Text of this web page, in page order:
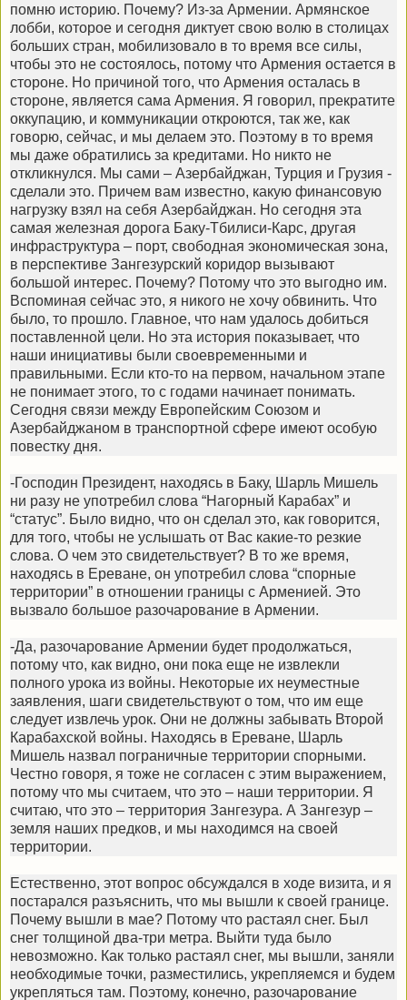
помню историю. Почему? Из-за Армении. Армянское
лобби, которое и сегодня диктует свою волю в столицах
больших стран, мобилизовало в то время все силы,
чтобы это не состоялось, потому что Армения остается в
стороне. Но причиной того, что Армения осталась в
стороне, является сама Армения. Я говорил, прекратите
оккупацию, и коммуникации откроются, так же, как
говорю, сейчас, и мы делаем это. Поэтому в то время
мы даже обратились за кредитами. Но никто не
откликнулся. Мы сами – Азербайджан, Турция и Грузия -
сделали это. Причем вам известно, какую финансовую
нагрузку взял на себя Азербайджан. Но сегодня эта
самая железная дорога Баку-Тбилиси-Карс, другая
инфраструктура – порт, свободная экономическая зона,
в перспективе Зангезурский коридор вызывают
большой интерес. Почему? Потому что это выгодно им.
Вспоминая сейчас это, я никого не хочу обвинить. Что
было, то прошло. Главное, что нам удалось добиться
поставленной цели. Но эта история показывает, что
наши инициативы были своевременными и
правильными. Если кто-то на первом, начальном этапе
не понимает этого, то с годами начинает понимать.
Сегодня связи между Европейским Союзом и
Азербайджаном в транспортной сфере имеют особую
повестку дня.
-Господин Президент, находясь в Баку, Шарль Мишель
ни разу не употребил слова “Нагорный Карабах” и
“статус”. Было видно, что он сделал это, как говорится,
для того, чтобы не услышать от Вас какие-то резкие
слова. О чем это свидетельствует? В то же время,
находясь в Ереване, он употребил слова “спорные
территории” в отношении границы с Арменией. Это
вызвало большое разочарование в Армении.
-Да, разочарование Армении будет продолжаться,
потому что, как видно, они пока еще не извлекли
полного урока из войны. Некоторые их неуместные
заявления, шаги свидетельствуют о том, что им еще
следует извлечь урок. Они не должны забывать Второй
Карабахской войны. Находясь в Ереване, Шарль
Мишель назвал пограничные территории спорными.
Честно говоря, я тоже не согласен с этим выражением,
потому что мы считаем, что это – наши территории. Я
считаю, что это – территория Зангезура. А Зангезур –
земля наших предков, и мы находимся на своей
территории.
Естественно, этот вопрос обсуждался в ходе визита, и я
постарался разъяснить, что мы вышли к своей границе.
Почему вышли в мае? Потому что растаял снег. Был
снег толщиной два-три метра. Выйти туда было
невозможно. Как только растаял снег, мы вышли, заняли
необходимые точки, разместились, укрепляемся и будем
укрепляться там. Поэтому, конечно, разочарование